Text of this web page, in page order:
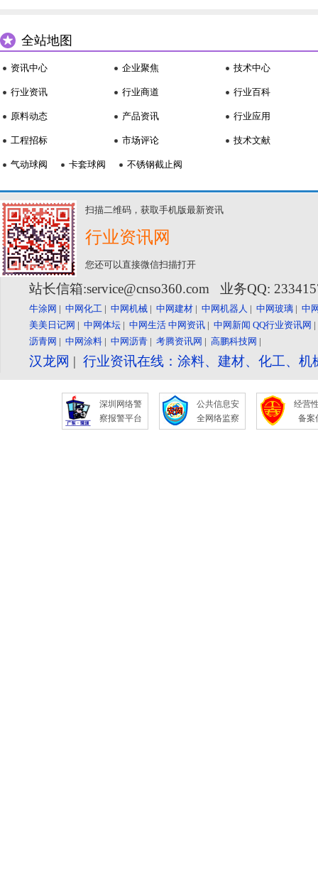
全站地图
资讯中心
行业资讯
原料动态
工程招标
企业聚焦
行业商道
产品资讯
市场评论
技术中心
行业百科
行业应用
技术文献
气动球阀 卡套球阀 不锈钢截止阀
扫描二维码，获取手机版最新资讯
行业资讯网
您还可以直接微信扫描打开
站长信箱:service@cnso360.com 业务QQ:
牛涂网 | 中网化工 | 中网机械 | 中网建材 | 中网机器人 | 中网玻璃 | 中
美美日记网 | 中网体坛 | 中网生活 中网资讯 | 中网新闻 QQ行业资讯网
沥青网 | 中网涂料 | 中网沥青 | 考腾资讯网 | 高鹏科技网 |
汉龙网 | 行业资讯在线：涂料、建材、化工、
深圳网络警
察报警平台
公共信息安
全网络监察
经营
备案